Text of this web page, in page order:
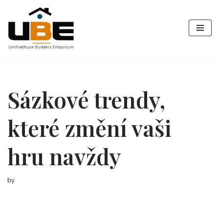
to
content
Sázkové trendy,
které změní vaši
hru navždy
by